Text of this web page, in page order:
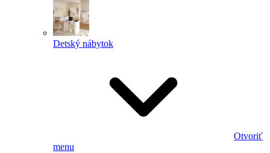
Detský nábytok
Otvoriť
menu